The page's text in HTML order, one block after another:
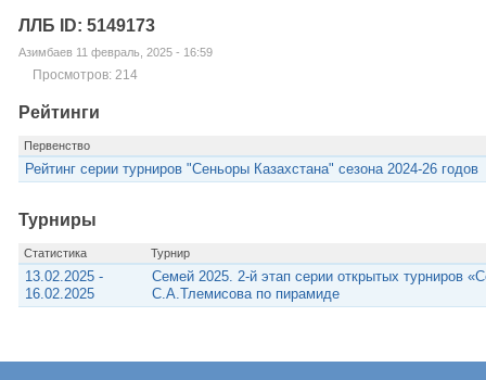
ЛЛБ ID: 5149173
Азимбаев 11 февраль, 2025 - 16:59
Просмотров: 214
Рейтинги
Первенство
Рейтинг серии турниров "Сеньоры Казахстана" сезона 2024-26 годов
Турниры
Статистика Турнир
13.02.2025 -
16.02.2025
Семей 2025. 2-й этап серии открытых турниров
С.А.Тлемисова по пирамиде